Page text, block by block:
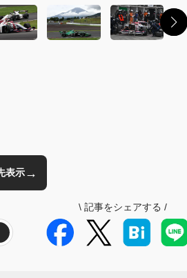
表示→
\ 記事をシェアする /